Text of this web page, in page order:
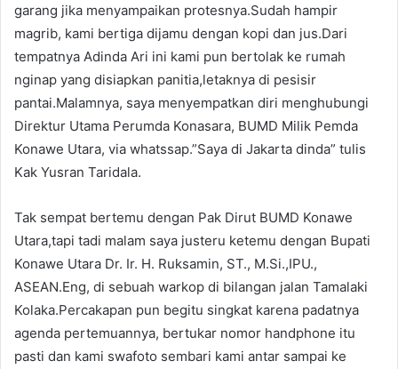
garang jika menyampaikan protesnya.Sudah hampir
magrib, kami bertiga dijamu dengan kopi dan jus.Dari
tempatnya Adinda Ari ini kami pun bertolak ke rumah
nginap yang disiapkan panitia,letaknya di pesisir
pantai.Malamnya, saya menyempatkan diri menghubungi
Direktur Utama Perumda Konasara, BUMD Milik Pemda
Konawe Utara, via whatssap.”Saya di Jakarta dinda” tulis
Kak Yusran Taridala.
Tak sempat bertemu dengan Pak Dirut BUMD Konawe
Utara,tapi tadi malam saya justeru ketemu dengan Bupati
Konawe Utara Dr. Ir. H. Ruksamin, ST., M.Si.,IPU.,
ASEAN.Eng, di sebuah warkop di bilangan jalan Tamalaki
Kolaka.Percakapan pun begitu singkat karena padatnya
agenda pertemuannya, bertukar nomor handphone itu
pasti dan kami swafoto sembari kami antar sampai ke